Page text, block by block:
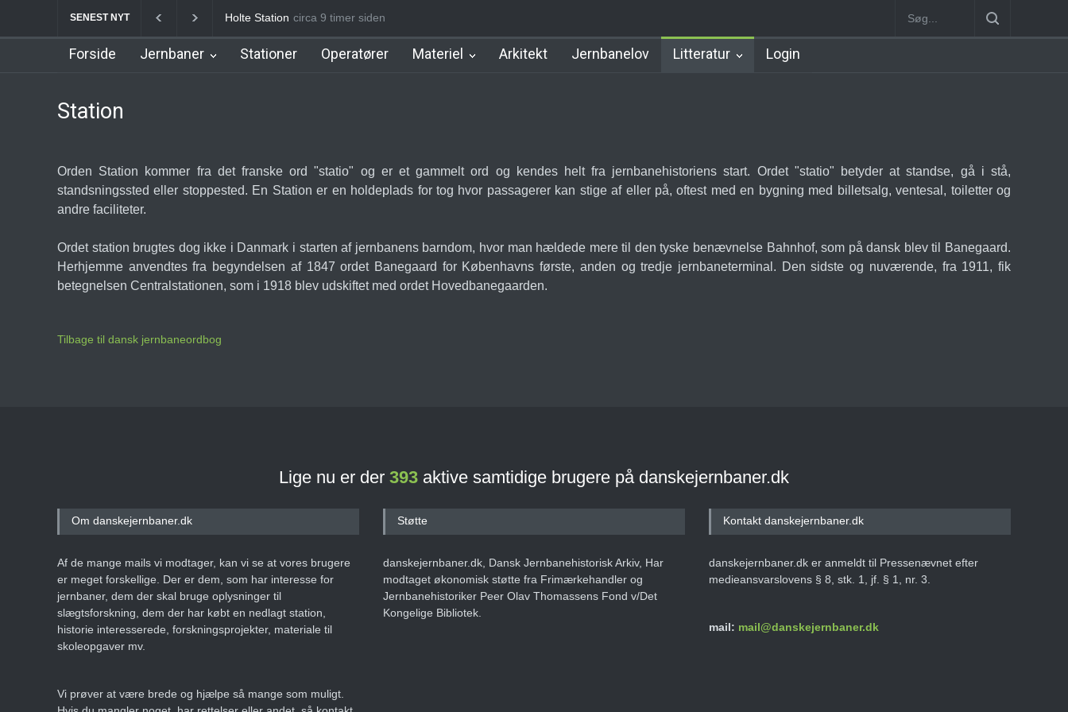
SENEST NYT Holte Station Birkerød Station København Syd Station Nørrebro B Station
circa 9 timer siden
Forside Jernbaner Stationer Operatører Materiel Arkitekt Jernbanelov Litteratur Login
Station
Orden Station kommer fra det franske ord "statio" og er et gammelt ord og kendes helt fra jernbanehistoriens start. Ordet "statio" betyder at standse, gå i stå,
standsningssted eller stoppested. En Station er en holdeplads for tog hvor passagerer kan stige af eller på, oftest med en bygning med billetsalg, ventesal, toiletter og
andre faciliteter.
Ordet station brugtes dog ikke i Danmark i starten af jernbanens barndom, hvor man hældede mere til den tyske benævnelse Bahnhof, som på dansk blev til Banegaard.
Herhjemme anvendtes fra begyndelsen af 1847 ordet Banegaard for Københavns første, anden og tredje jernbaneterminal. Den sidste og nuværende, fra 1911, fik
betegnelsen Centralstationen, som i 1918 blev udskiftet med ordet Hovedbanegaarden.
Tilbage til dansk jernbaneordbog
Lige nu er der 393 aktive samtidige brugere på danskejernbaner.dk
Om danskejernbaner.dk
Af de mange mails vi modtager, kan vi se at vores brugere
er meget forskellige. Der er dem, som har interesse for
jernbaner, dem der skal bruge oplysninger til
slægtsforskning, dem der har købt en nedlagt station,
historie interesserede, forskningsprojekter, materiale til
skoleopgaver mv.
Vi prøver at være brede og hjælpe så mange som muligt.
Støtte
danskejernbaner.dk, Dansk Jernbanehistorisk Arkiv, Har
modtaget økonomisk støtte fra Frimærkehandler og
Jernbanehistoriker Peer Olav Thomassens Fond v/Det
Kongelige Bibliotek.
Kontakt danskejernbaner.dk
danskejernbaner.dk er anmeldt til Pressenævnet efter
medieansvarslovens § 8, stk. 1, jf. § 1, nr. 3.
mail: mail@danskejernbaner.dk